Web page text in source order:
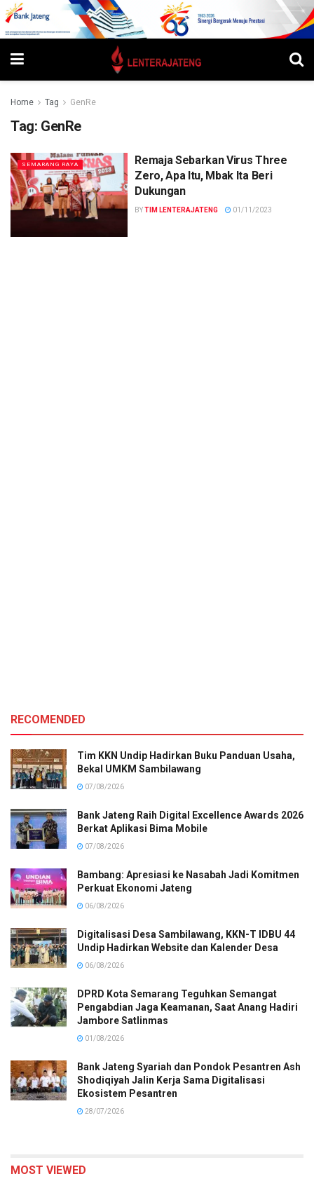
Home Tag GenRe
Tag: GenRe
SEMARANG RAYA
Remaja Sebarkan Virus Three
Zero, Apa Itu, Mbak Ita Beri
Dukungan
BYTIM LENTERAJATENG 01/11/2023
RECOMENDED
Tim KKN Undip Hadirkan Buku Panduan Usaha,
Bekal UMKM Sambilawang
07/08/2026
Bank Jateng Raih Digital Excellence Awards 2026
Berkat Aplikasi Bima Mobile
07/08/2026
Bambang: Apresiasi ke Nasabah Jadi Komitmen
Perkuat Ekonomi Jateng
06/08/2026
Digitalisasi Desa Sambilawang, KKN-T IDBU 44
Undip Hadirkan Website dan Kalender Desa
06/08/2026
DPRD Kota Semarang Teguhkan Semangat
Pengabdian Jaga Keamanan, Saat Anang Hadiri
Jambore Satlinmas
01/08/2026
Bank Jateng Syariah dan Pondok Pesantren Ash
Shodiqiyah Jalin Kerja Sama Digitalisasi
Ekosistem Pesantren
28/07/2026
MOST VIEWED